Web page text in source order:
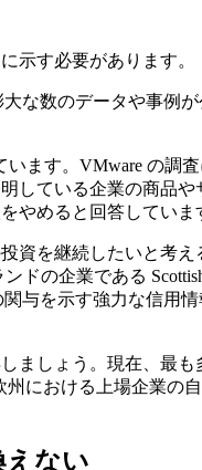
示す必要があります。
な数のデータや事例
ます。VMware の調
している企業の商品
やめると回答していま
資を継続したいと考
ドの企業である
与を示す強力な信用
ましょう。現在、最
における上場企業の
えない